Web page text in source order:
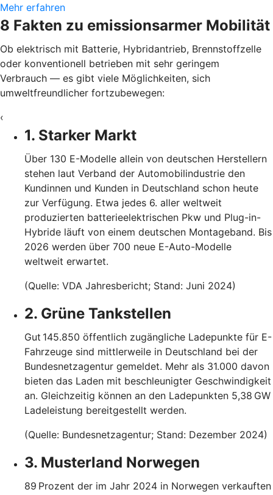
Mehr erfahren
8 Fakten zu emissionsarmer Mobilität
Ob elektrisch mit Batterie, Hybridantrieb, Brennstoffzelle
oder konventionell betrieben mit sehr geringem
Verbrauch — es gibt viele Möglichkeiten, sich
umweltfreundlicher fortzubewegen:
‹
1. Starker Markt
Über 130 E-Modelle allein von deutschen Herstellern
stehen laut Verband der Automobilindustrie den
Kundinnen und Kunden in Deutschland schon heute
zur Verfügung. Etwa jedes 6. aller weltweit
produzierten batterieelektrischen Pkw und Plug-in-
Hybride läuft von einem deutschen Montageband. Bis
2026 werden über 700 neue E-Auto-Modelle
weltweit erwartet.
(Quelle: VDA Jahresbericht; Stand: Juni 2024)
2. Grüne Tankstellen
Gut 145.850 öffentlich zugängliche Ladepunkte für E-
Fahrzeuge sind mittlerweile in Deutschland bei der
Bundesnetzagentur gemeldet. Mehr als 31.000 davon
bieten das Laden mit beschleunigter Geschwindigkeit
an. Gleichzeitig können an den Ladepunkten 5,38 GW
Ladeleistung bereitgestellt werden.
(Quelle: Bundesnetzagentur; Stand: Dezember 2024)
3. Musterland Norwegen
89 Prozent der im Jahr 2024 in Norwegen verkauften